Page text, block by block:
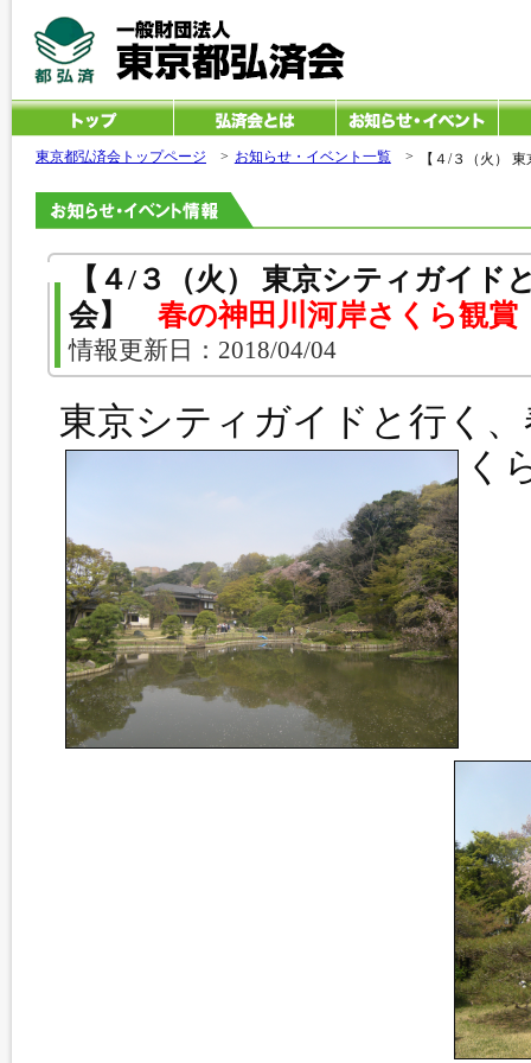
東京都弘済会トップページ > お知らせ・イベント一覧> 【４/３（火）
【４/３（火） 東京シティガイド
会】 春の神田川河岸さくら観賞
情報更新日：2018/04/04
東京シティガイドと行く